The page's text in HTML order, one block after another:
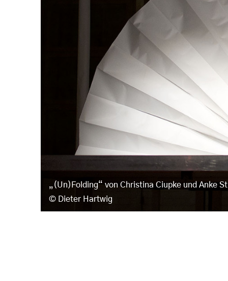
„(Un)Folding“ von Christina Ciupke und Anke
Dieter Hartwig